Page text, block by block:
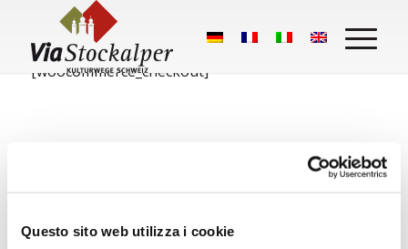
Questo sito web utilizza i cookie
[woocommerce_checkout]